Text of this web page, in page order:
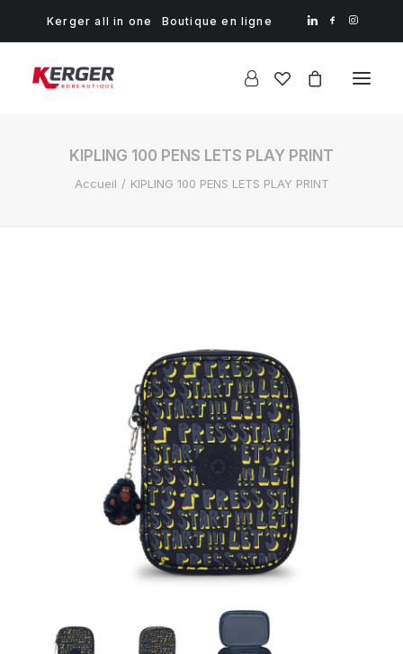
Kerger all in one Boutique en ligne
KIPLING 100 PENS LETS PLAY PRINT
Accueil KIPLING 100 PENS LETS PLAY PRINT